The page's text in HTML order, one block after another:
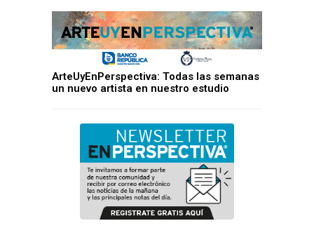
ArteUyEnPerspectiva: Todas las semanas
un nuevo artista en nuestro estudio